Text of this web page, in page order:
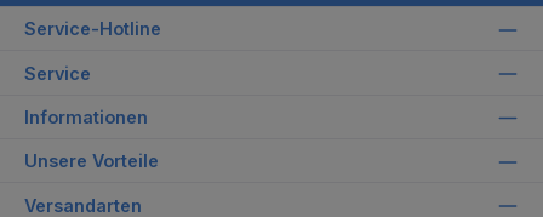
Service-Hotline
Service
Informationen
Unsere Vorteile
Versandarten